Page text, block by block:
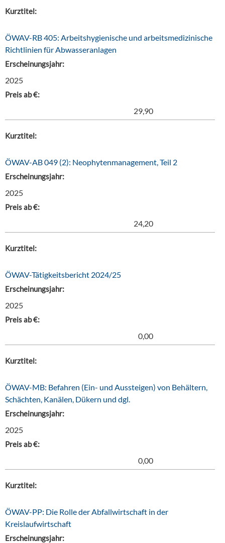
Kurztitel:
ÖWAV-RB 405: Arbeitshygienische und arbeitsmedizinische
Richtlinien für Abwasseranlagen
Erscheinungsjahr:
2025
Preis ab €:
29,90
Kurztitel:
ÖWAV-AB 049 (2): Neophytenmanagement, Teil 2
Erscheinungsjahr:
2025
Preis ab €:
24,20
Kurztitel:
ÖWAV-Tätigkeitsbericht 2024/25
Erscheinungsjahr:
2025
Preis ab €:
0,00
Kurztitel:
ÖWAV-MB: Befahren (Ein- und Aussteigen) von Behältern,
Schächten, Kanälen, Dükern und dgl.
Erscheinungsjahr:
2025
Preis ab €:
0,00
Kurztitel:
ÖWAV-PP: Die Rolle der Abfallwirtschaft in der
Kreislaufwirtschaft
Erscheinungsjahr: